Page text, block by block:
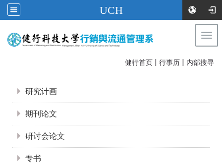
UCH
健行首页 | 行事历 | 内部搜寻
研究计画
期刊论文
研讨会论文
专书